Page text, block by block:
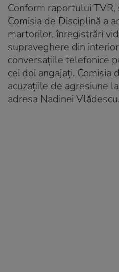
Conform raportului
Comisia de Disciplină a
martorilor, înregistrări
supraveghere din
conversațiile telefonice
cei doi angajați. Comisia
acuzațiile de agresiune
adresa Nadinei Vlădescu.